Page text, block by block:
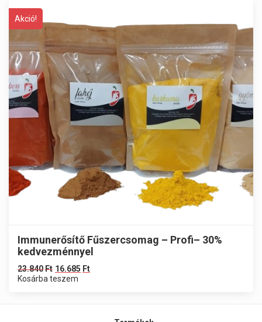
Akció!
Immunerősítő Fűszercsomag – Profi– 30%
kedvezménnyel
23.840Ft 16.685 Ft
Kosárba teszem